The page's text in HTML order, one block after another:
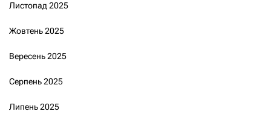
Листопад 2025
Жовтень 2025
Вересень 2025
Серпень 2025
Липень 2025